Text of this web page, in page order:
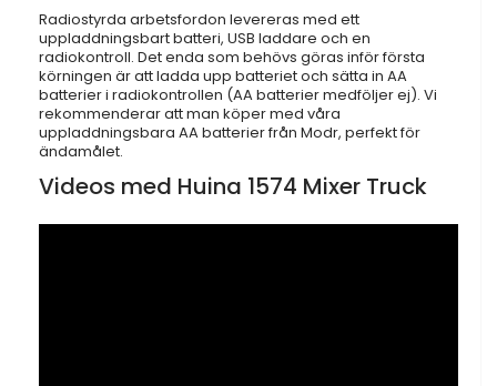
Radiostyrda arbetsfordon levereras med ett
uppladdningsbart batteri, USB laddare och en
radiokontroll. Det enda som behövs göras inför första
körningen är att ladda upp batteriet och sätta in AA
batterier i radiokontrollen (AA batterier medföljer ej). Vi
rekommenderar att man köper med våra
uppladdningsbara AA batterier från Modr, perfekt för
ändamålet.
Videos med Huina 1574 Mixer Truck